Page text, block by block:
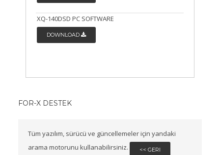
XQ-140DSD PC SOFTWARE
DOWNLOAD
FOR-X DESTEK
Tüm yazılım, sürücü ve güncellemeler için yandaki
arama motorunu kullanabilirsiniz.
<< GERI